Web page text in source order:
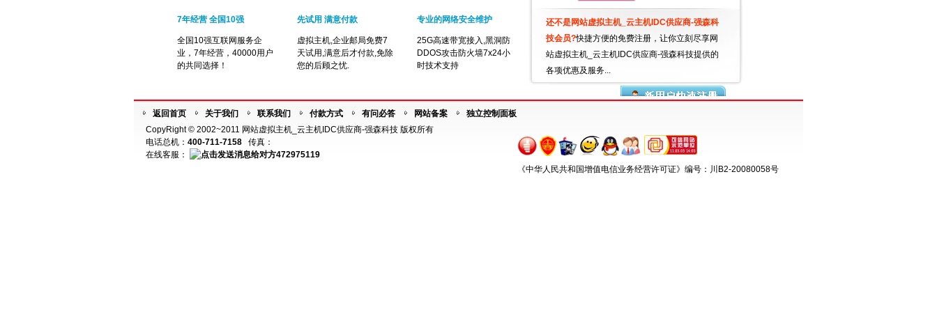
专业的网络安全维护
25G高速带宽接入,黑洞防
DDOS攻击防火墙7x24小
时技术支持
先试用 满意付款
虚拟主机,企业邮局免费7
天试用,满意后才付款,免除
您的后顾之忧.
7年经营 全国10强
全国10强互联网服务企
业，7年经营，40000用户
的共同选择！
还不是网站虚拟主机_云主机IDC供应商-强森科
技会员?快捷方便的免费注册，让你立刻尽享网
站虚拟主机_云主机IDC供应商-强森科技提供的
各项优惠及服务...
返回首页 关于我们 联系我们 付款方式 有问必答 网站备案 独立控制面板
《中华人民共和国增值电信业务经营许可证》编号：川B2-20080058号
CopyRight © 2002~2011 网站虚拟主机_云主机IDC供应商-强森科技 版权所有
电话总机： 400-711-7158 传真：
在线客服：
472975119